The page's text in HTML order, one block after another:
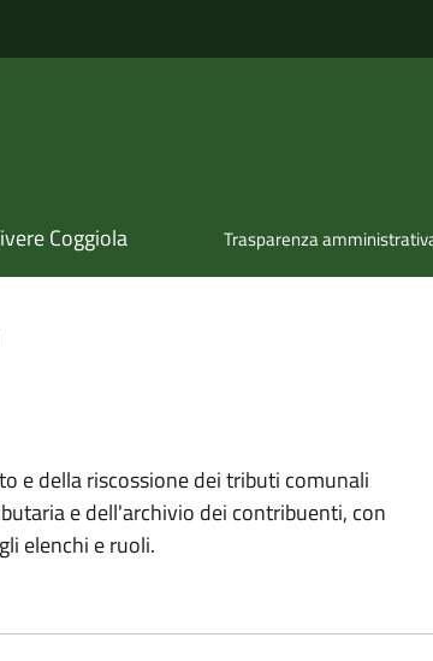
Coggiola Trasparenza
e della riscossione dei tributi comunali
e dell'archivio dei contribuenti, con
elenchi e ruoli.